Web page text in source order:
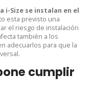
i-Size se instalan en el
esta previsto una
el riesgo de instalación
también a los
adecuarlos para que la
cumplir